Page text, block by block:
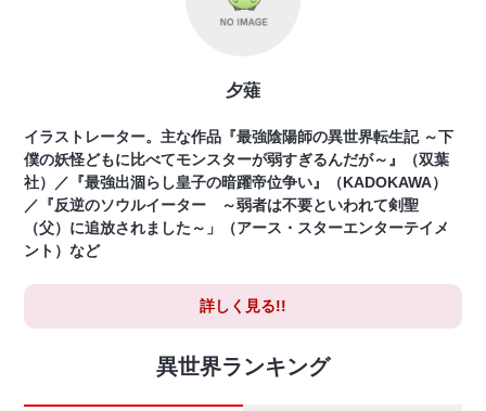
夕薙
イラストレーター。主な作品『最強陰陽師の異世界転生記 ～下
僕の妖怪どもに比べてモンスターが弱すぎるんだが～』（双葉
社）／『最強出涸らし皇子の暗躍帝位争い』（KADOKAWA）
／『反逆のソウルイーター ～弱者は不要といわれて剣聖
（父）に追放されました～」（アース・スターエンターテイメ
ント）など
詳しく見る!!
異世界ランキング